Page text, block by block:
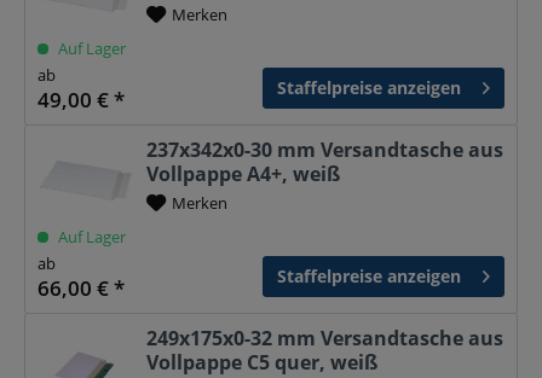
Merken
Auf Lager
ab
49,00 € * Staffelpreise anzeigen
237x342x0-30 mm Versandtasche aus
Vollpappe A4+, weiß
Merken
Auf Lager
ab
66,00 € * Staffelpreise anzeigen
249x175x0-32 mm Versandtasche aus
Vollpappe C5 quer, weiß